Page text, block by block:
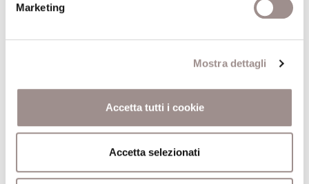
Marketing
Mostra dettagli
Accetta tutti i cookie
Accetta selezionati
Installazione di libri
19/09/2008
Città dell&#39;utopia
Rassegna di film- Berlin-Jerusalemdi Amos Gitai
(1989, 89&#39;)